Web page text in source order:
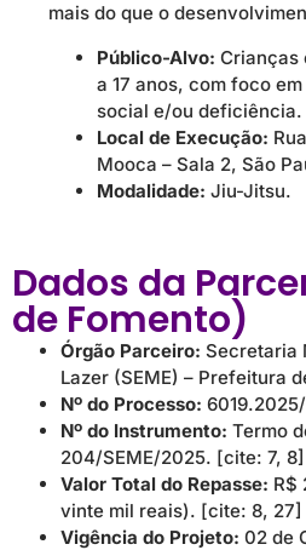
mais do que o
Público-Alvo: Crianças
a 17 anos, com foco
social e/ou deficiência.
Local de Execução:
Mooca – Sala 2, São
Modalidade: Jiu-Jitsu.
Dados da
de Fomento)
Órgão Parceiro: Secretaria
Lazer (SEME) – Prefeitura
Nº do Processo:
Nº do Instrumento: Termo
204/SEME/2025. [cite: 7, 8]
Valor Total do Repasse: R$
vinte mil reais). [cite: 8, 27]
Vigência do Projeto: 02 de